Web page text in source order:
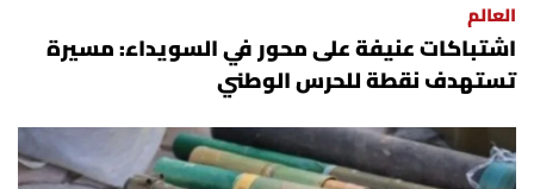
العالم
اشتباكات عنيفة على محور في السويداء: مسيرة
تستهدف نقطة للحرس الوطني